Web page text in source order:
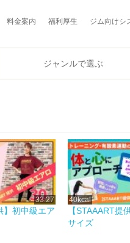
料金案内 福利厚生 ジム向けシ
ジャンルで選ぶ
33:27
】初中級エア
40kcal
【STAAART提
サイズ